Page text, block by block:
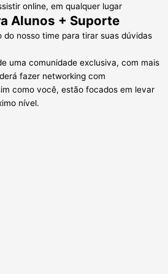
online, em qualquer lugar
Alunos + Suporte
do nosso time para tirar suas dúvidas
uma comunidade exclusiva, com mais
fazer networking com
como você, estão focados em levar
nível.